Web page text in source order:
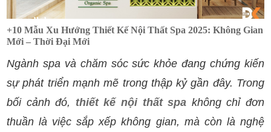
+10 Mẫu Xu Hướng Thiết Kế Nội Thất Spa 2025: Không Gian
Mới – Thời Đại Mới
Ngành spa và chăm sóc sức khỏe đang chứng kiến
sự phát triển mạnh mẽ trong thập kỷ gần đây. Trong
bối cảnh đó, thiết kế nội thất spa không chỉ đơn
thuần là việc sắp xếp không gian, mà còn là nghệ